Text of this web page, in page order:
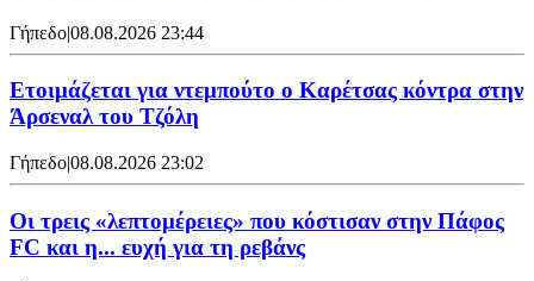
Γήπεδο|08.08.2026 23:44
Ετοιμάζεται για ντεμπούτο ο Καρέτσας κόντρα στην
Άρσεναλ του Τζόλη
Γήπεδο|08.08.2026 23:02
Οι τρεις «λεπτομέρειες» που κόστισαν στην Πάφος
FC και η... ευχή για τη ρεβάνς